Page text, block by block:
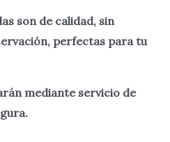
son de calidad, sin
perfectas para tu
mediante servicio de